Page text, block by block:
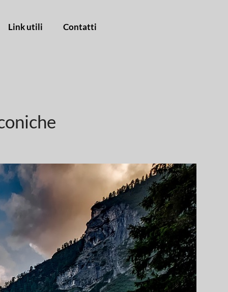
Link utili Contatti